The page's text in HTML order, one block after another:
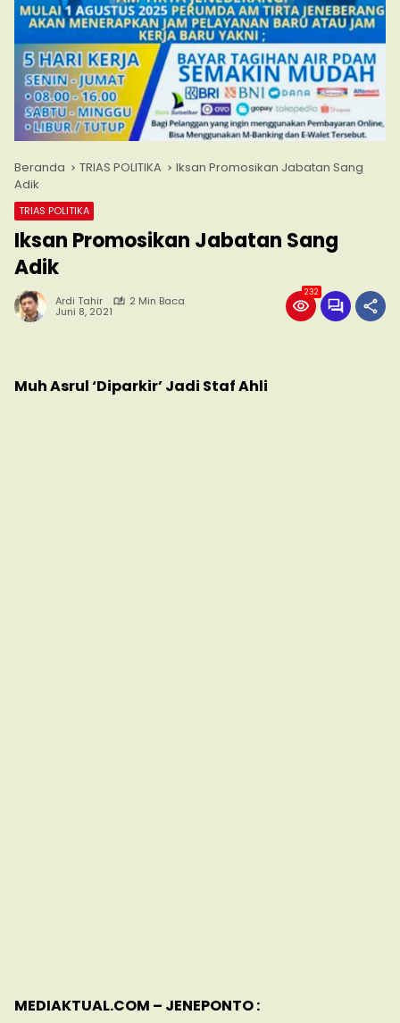
Beranda TRIAS POLITIKA
Iksan Promosikan Jabatan Sang
Adik
TRIAS POLITIKA
Iksan Promosikan Jabatan Sang
Adik
Ardi Tahir 2 Min Baca
Juni 8, 2021
232
Muh Asrul ‘Diparkir’ Jadi Staf Ahli
MEDIAKTUAL.COM – JENEPONTO :